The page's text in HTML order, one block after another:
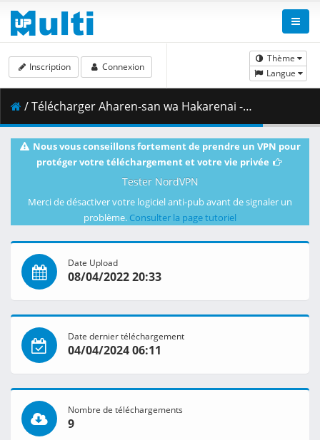
Thème
Langue
Inscription Connexion
/ Télécharger Aharen-san wa Hakarenai - 02 - 720p WEB x264 -NanDesuKa (CR).mkv.001 ( 354.17 MB )
Nous vous conseillons fortement de prendre un VPN pour
protéger votre téléchargement et votre vie privée
Tester NordVPN
Merci de désactiver votre logiciel anti-pub avant de signaler un
problème. Consulter la page tutoriel
Date Upload
08/04/2022 20:33
Date dernier téléchargement
04/04/2024 06:11
Nombre de téléchargements
9